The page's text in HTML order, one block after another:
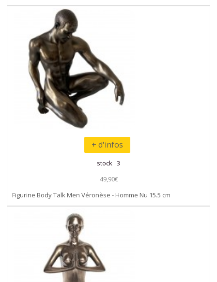
+ d'infos
stock 3
49,90€
Figurine Body Talk Men Véronèse - Homme Nu 15.5 cm